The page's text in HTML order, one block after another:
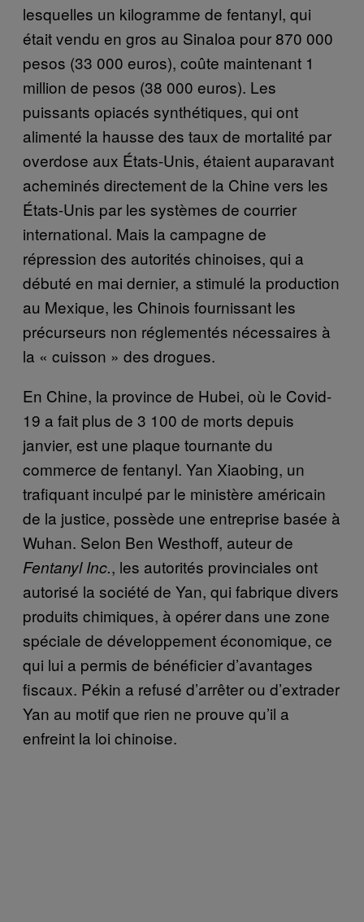
lesquelles un kilogramme de fentanyl, qui
était vendu en gros au Sinaloa pour 870 000
pesos (33 000 euros), coûte maintenant 1
million de pesos (38 000 euros). Les
puissants opiacés synthétiques, qui ont
alimenté la hausse des taux de mortalité par
overdose aux États-Unis, étaient auparavant
acheminés directement de la Chine vers les
États-Unis par les systèmes de courrier
international. Mais la campagne de
répression des autorités chinoises, qui a
débuté en mai dernier, a stimulé la production
au Mexique, les Chinois fournissant les
précurseurs non réglementés nécessaires à
la « cuisson » des drogues.
En Chine, la province de Hubei, où le Covid-
19 a fait plus de 3 100 de morts depuis
janvier, est une plaque tournante du
commerce de fentanyl. Yan Xiaobing, un
trafiquant inculpé par le ministère américain
de la justice, possède une entreprise basée à
Wuhan. Selon Ben Westhoff, auteur de
Fentanyl Inc., les autorités provinciales ont
autorisé la société de Yan, qui fabrique divers
produits chimiques, à opérer dans une zone
spéciale de développement économique, ce
qui lui a permis de bénéficier d’avantages
fiscaux. Pékin a refusé d’arrêter ou d’extrader
Yan au motif que rien ne prouve qu’il a
enfreint la loi chinoise.